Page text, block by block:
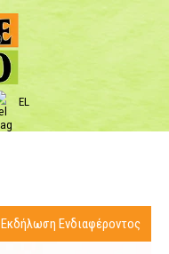
EL
Εκδήλωση Ενδιαφέροντος